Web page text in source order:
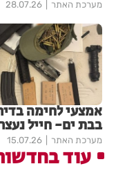
מערכת האתר 28.07.26
אמצעי לחימה
בבת ים- חייל
מערכת האתר 15.07.26
עוד